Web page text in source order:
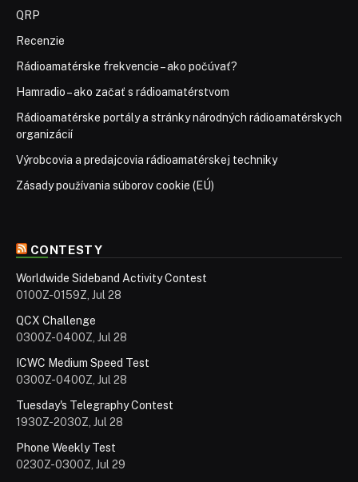
QRP
Recenzie
Rádioamatérske frekvencie – ako počúvať?
Hamradio – ako začať s rádioamatérstvom
Rádioamatérske portály a stránky národných rádioamatérskych
organizácií
Výrobcovia a predajcovia rádioamatérskej techniky
Zásady používania súborov cookie (EÚ)
CONTESTY
Worldwide Sideband Activity Contest
0100Z-0159Z, Jul 28
QCX Challenge
0300Z-0400Z, Jul 28
ICWC Medium Speed Test
0300Z-0400Z, Jul 28
Tuesday's Telegraphy Contest
1930Z-2030Z, Jul 28
Phone Weekly Test
0230Z-0300Z, Jul 29